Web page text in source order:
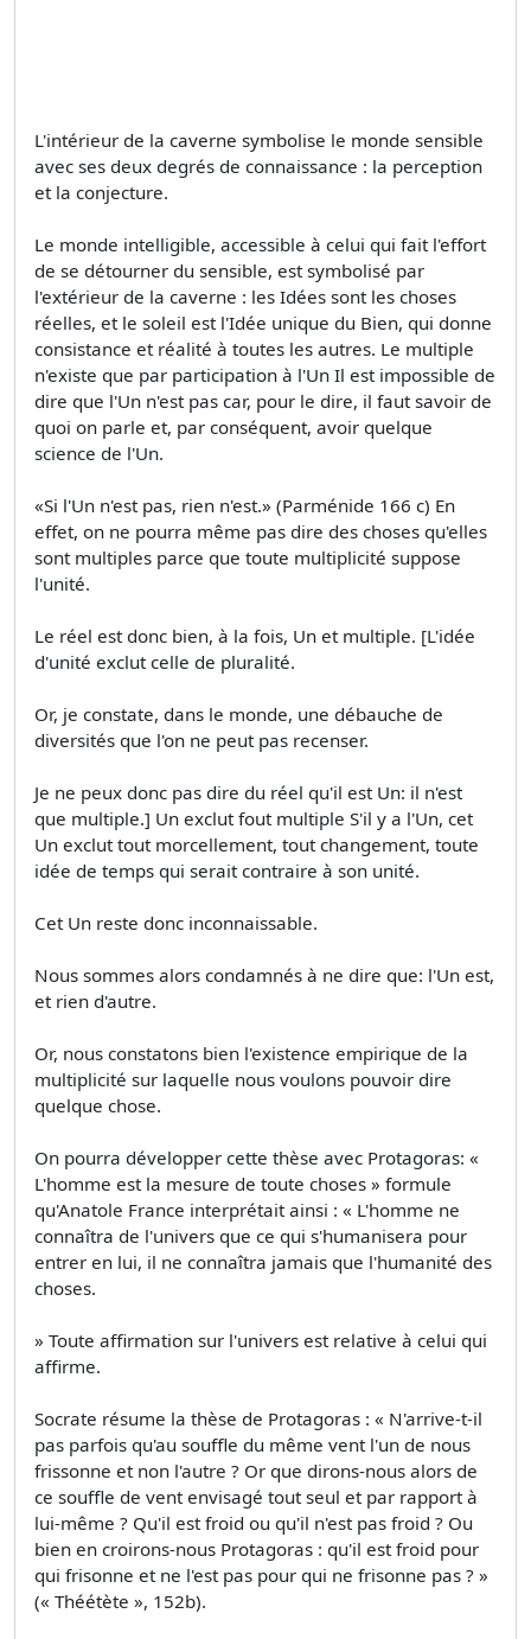
L'intérieur de la caverne symbolise le monde sensible
avec ses deux degrés de connaissance : la perception
et la conjecture.
Le monde intelligible, accessible à celui qui fait l'effort
de se détourner du sensible, est symbolisé par
l'extérieur de la caverne : les Idées sont les choses
réelles, et le soleil est l'Idée unique du Bien, qui donne
consistance et réalité à toutes les autres. Le multiple
n'existe que par participation à l'Un Il est impossible de
dire que l'Un n'est pas car, pour le dire, il faut savoir de
quoi on parle et, par conséquent, avoir quelque
science de l'Un.
«Si l'Un n'est pas, rien n'est.» (Parménide 166 c) En
effet, on ne pourra même pas dire des choses qu'elles
sont multiples parce que toute multiplicité suppose
l'unité.
Le réel est donc bien, à la fois, Un et multiple. [L'idée
d'unité exclut celle de pluralité.
Or, je constate, dans le monde, une débauche de
diversités que l'on ne peut pas recenser.
Je ne peux donc pas dire du réel qu'il est Un: il n'est
que multiple.] Un exclut fout multiple S'il y a l'Un, cet
Un exclut tout morcellement, tout changement, toute
idée de temps qui serait contraire à son unité.
Cet Un reste donc inconnaissable.
Nous sommes alors condamnés à ne dire que: l'Un est,
et rien d'autre.
Or, nous constatons bien l'existence empirique de la
multiplicité sur laquelle nous voulons pouvoir dire
quelque chose.
On pourra développer cette thèse avec Protagoras: «
L'homme est la mesure de toute choses » formule
qu'Anatole France interprétait ainsi : « L'homme ne
connaîtra de l'univers que ce qui s'humanisera pour
entrer en lui, il ne connaîtra jamais que l'humanité des
choses.
» Toute affirmation sur l'univers est relative à celui qui
affirme.
Socrate résume la thèse de Protagoras : « N'arrive-t-il
pas parfois qu'au souffle du même vent l'un de nous
frissonne et non l'autre ? Or que dirons-nous alors de
ce souffle de vent envisagé tout seul et par rapport à
lui-même ? Qu'il est froid ou qu'il n'est pas froid ? Ou
bien en croirons-nous Protagoras : qu'il est froid pour
qui frisonne et ne l'est pas pour qui ne frisonne pas ? »
(« Théétète », 152b).